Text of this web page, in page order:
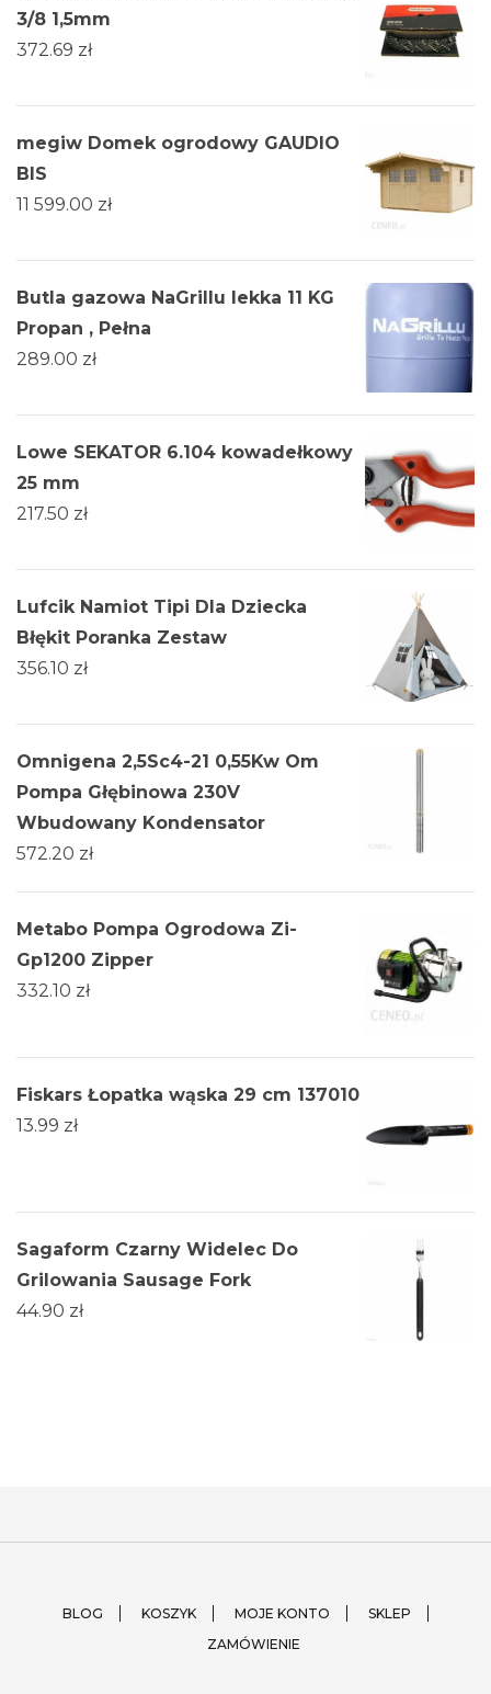
3/8 1,5mm
372.69 zł
megiw Domek ogrodowy GAUDIO
BIS
11 599.00 zł
Butla gazowa NaGrillu lekka 11 KG
Propan , Pełna
289.00 zł
Lowe SEKATOR 6.104 kowadełkowy
25 mm
217.50 zł
Lufcik Namiot Tipi Dla Dziecka
Błękit Poranka Zestaw
356.10 zł
Omnigena 2,5Sc4-21 0,55Kw Om
Pompa Głębinowa 230V
Wbudowany Kondensator
572.20 zł
Metabo Pompa Ogrodowa Zi-
Gp1200 Zipper
332.10 zł
Fiskars Łopatka wąska 29 cm 137010
13.99 zł
Sagaform Czarny Widelec Do
Grilowania Sausage Fork
44.90 zł
BLOG KOSZYK MOJE KONTO
SKLEP
ZAMÓWIENIE